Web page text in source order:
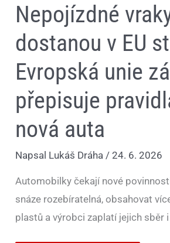
Nepojízdné
dostanou v EU
Evropská unie
přepisuje
nová auta
Napsal Lukáš Dráha/24. 6. 2026
Automobilky čekají nové
snáze rozebíratelná, obsahovat
plastů a výrobci zaplatí jejich sběr